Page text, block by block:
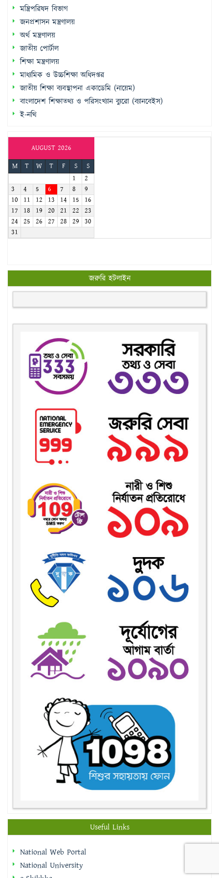
মন্ত্রিপরিষদ বিভাগ
জনপ্রশাসন মন্ত্রণালয়
অর্থ মন্ত্রণালয়
জাতীয় পোর্টাল
শিক্ষা মন্ত্রণালয়
মাধ্যমিক ও উচ্চশিক্ষা অধিদপ্তর
জাতীয় শিক্ষা ব্যবস্থাপনা একাডেমি (নায়েম)
বাংলাদেশ শিক্ষাতথ্য ও পরিসংখ্যান ব্যুরো (ব্যানবেইস)
ই-নথি
AUGUST 2026
M
T W T F S
S
1
2
3
4 5 6 7 8
9
10
11 12 13 14 15
16
17
18 19 20 21 22 23
24 25 26 27 28 29 30
31
জরুরি হটলাইন
Useful Links
National Web Portal
National University